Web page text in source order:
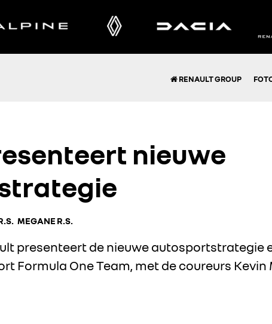
RENAULT GROUP
nieuwe
MEGANE R.S.
presenteert de nieuwe
Formula One Team, met de coureurs Kevin